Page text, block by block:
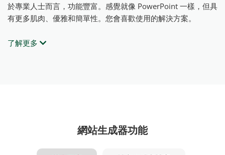
於專業人士而言，功能豐富。感覺就像 PowerPoint 一樣，但具
有更多肌肉、優雅和簡單性。您會喜歡使用的解決方案。
了解更多
網站生成器功能